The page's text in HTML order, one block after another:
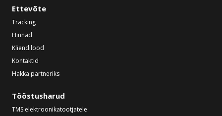
Ettevõte
Tracking
Hinnad
Kliendilood
Kontaktid
Hakka partneriks
Tööstusharud
TMS elektroonikatootjatele